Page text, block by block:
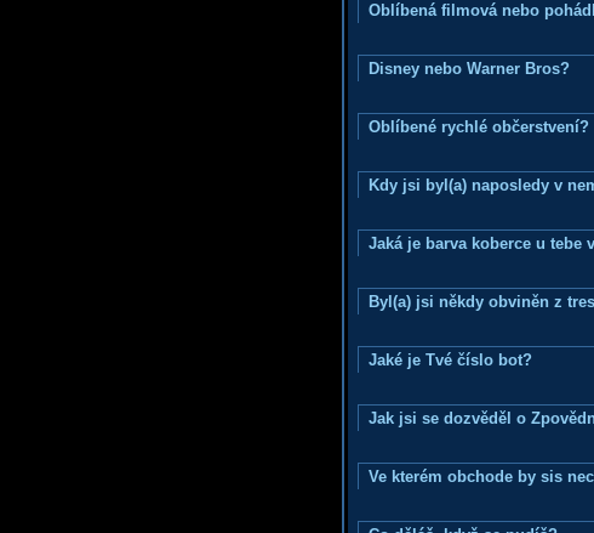
Oblíbená filmová nebo
Disney nebo Warner Bros?
Oblíbené rychlé občerstvení?
Kdy jsi byl(a) naposledy v
Jaká je barva koberce u tebe
Byl(a) jsi někdy obviněn z
Jaké je Tvé číslo bot?
Jak jsi se dozvěděl o
Ve kterém obchode by sis